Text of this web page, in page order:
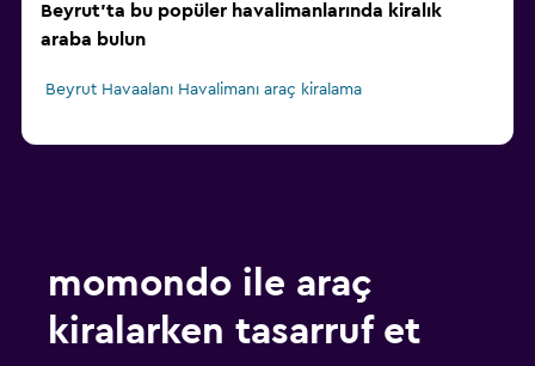
Beyrut'ta bu popüler havalimanlarında kiralık
araba bulun
Beyrut Havaalanı Havalimanı araç kiralama
momondo ile araç
kiralarken tasarruf et